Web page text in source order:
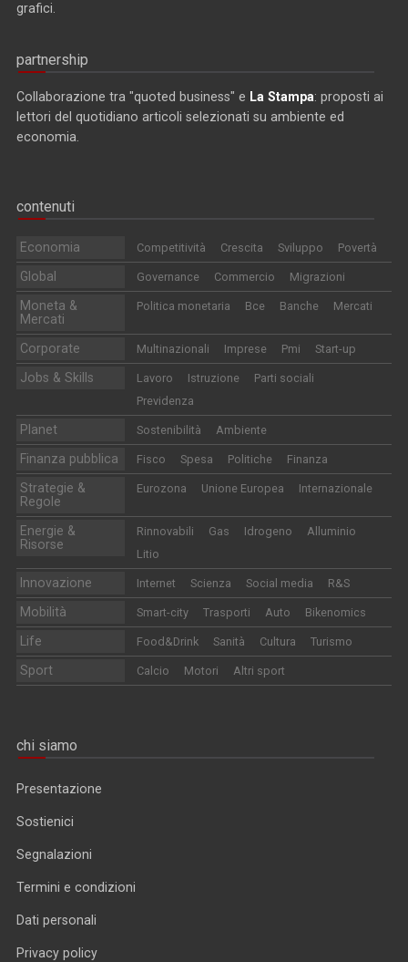
grafici.
partnership
Collaborazione tra "quoted business" e La Stampa: proposti ai
lettori del quotidiano articoli selezionati su ambiente ed
economia.
contenuti
Economia Competitività Crescita Sviluppo Povertà
Global Governance Commercio Migrazioni
Moneta &
Mercati
Politica monetaria Bce Banche Mercati
Corporate Multinazionali Imprese Pmi Start-up
Jobs & Skills Lavoro Istruzione
Parti sociali
Previdenza
Planet Sostenibilità Ambiente
Finanza pubblica Fisco Spesa Politiche Finanza
Strategie &
Regole
Eurozona Unione Europea Internazionale
Energie &
Risorse
Rinnovabili Gas Idrogeno
Alluminio
Litio
Innovazione Internet Scienza Social media R&S
Mobilità Smart-city Trasporti Auto Bikenomics
Life Food&Drink Sanità Cultura Turismo
Sport Calcio Motori Altri sport
chi siamo
Presentazione
Sostienici
Segnalazioni
Termini e condizioni
Dati personali
Privacy policy